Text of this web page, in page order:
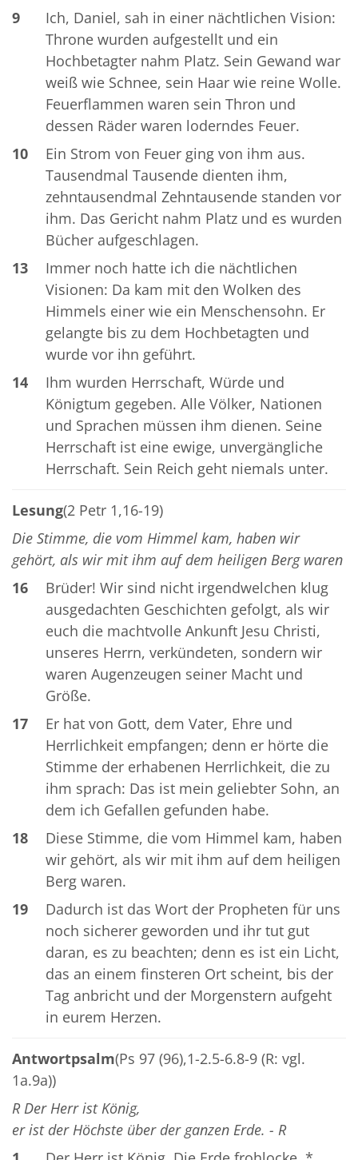
9
Ich, Daniel, sah in einer nächtlichen Vision:
Throne wurden aufgestellt und ein
Hochbetagter nahm Platz. Sein Gewand war
weiß wie Schnee, sein Haar wie reine Wolle.
Feuerflammen waren sein Thron und
dessen Räder waren loderndes Feuer.
10
Ein Strom von Feuer ging von ihm aus.
Tausendmal Tausende dienten ihm,
zehntausendmal Zehntausende standen vor
ihm. Das Gericht nahm Platz und es wurden
Bücher aufgeschlagen.
13
Immer noch hatte ich die nächtlichen
Visionen: Da kam mit den Wolken des
Himmels einer wie ein Menschensohn. Er
gelangte bis zu dem Hochbetagten und
wurde vor ihn geführt.
14
Ihm wurden Herrschaft, Würde und
Königtum gegeben. Alle Völker, Nationen
und Sprachen müssen ihm dienen. Seine
Herrschaft ist eine ewige, unvergängliche
Herrschaft. Sein Reich geht niemals unter.
Lesung(2 Petr 1,16-19)
Die Stimme, die vom Himmel kam, haben wir
gehört, als wir mit ihm auf dem heiligen Berg waren
16
Brüder! Wir sind nicht irgendwelchen klug
ausgedachten Geschichten gefolgt, als wir
euch die machtvolle Ankunft Jesu Christi,
unseres Herrn, verkündeten, sondern wir
waren Augenzeugen seiner Macht und
Größe.
17
Er hat von Gott, dem Vater, Ehre und
Herrlichkeit empfangen; denn er hörte die
Stimme der erhabenen Herrlichkeit, die zu
ihm sprach: Das ist mein geliebter Sohn, an
dem ich Gefallen gefunden habe.
18
Diese Stimme, die vom Himmel kam, haben
wir gehört, als wir mit ihm auf dem heiligen
Berg waren.
19
Dadurch ist das Wort der Propheten für uns
noch sicherer geworden und ihr tut gut
daran, es zu beachten; denn es ist ein Licht,
das an einem finsteren Ort scheint, bis der
Tag anbricht und der Morgenstern aufgeht
in eurem Herzen.
Antwortpsalm(Ps 97 (96),1-2.5-6.8-9 (R: vgl.
1a.9a))
R Der Herr ist König,
er ist der Höchste über der ganzen Erde. - R